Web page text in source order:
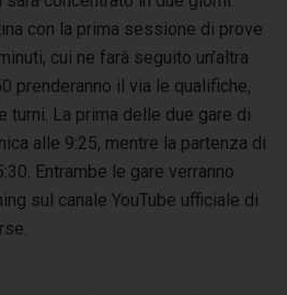
con la prima sessione di prove
cui ne farà seguito un’altra
prenderanno il via le qualifiche,
turni. La prima delle due gare di
alle 9:25, mentre la partenza di
Entrambe le gare verranno
sul canale YouTube ufficiale di